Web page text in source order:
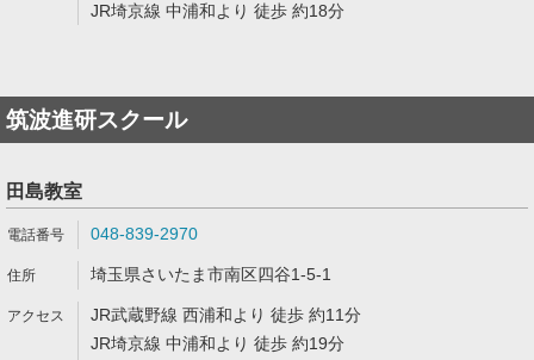
JR埼京線 中浦和より 徒歩 約18分
筑波進研スクール
田島教室
048-839-2970
埼玉県さいたま市南区四谷1-5-1
JR武蔵野線 西浦和より 徒歩 約11分
JR埼京線 中浦和より 徒歩 約19分